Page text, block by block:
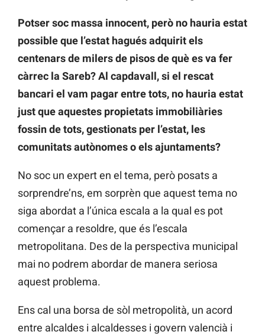
Potser soc massa innocent, però no hauria estat
possible que l’estat hagués adquirit els
centenars de milers de pisos de què es va fer
càrrec la Sareb? Al capdavall, si el rescat
bancari el vam pagar entre tots, no hauria estat
just que aquestes propietats immobiliàries
fossin de tots, gestionats per l’estat, les
comunitats autònomes o els ajuntaments?
No soc un expert en el tema, però posats a
sorprendre’ns, em sorprèn que aquest tema no
siga abordat a l’única escala a la qual es pot
començar a resoldre, que és l’escala
metropolitana. Des de la perspectiva municipal
mai no podrem abordar de manera seriosa
aquest problema.
Ens cal una borsa de sòl metropolità, un acord
entre alcaldes i alcaldesses i govern valencià i